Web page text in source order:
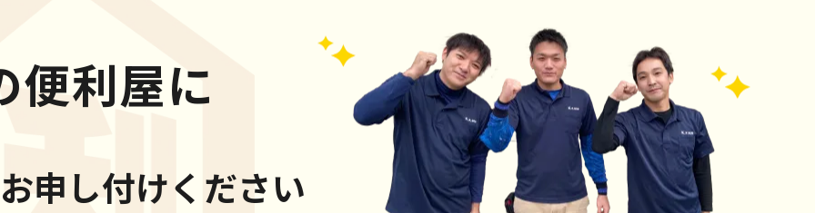
便利屋に
お申し付けください